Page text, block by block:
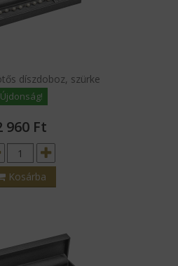
díszdoboz, szürke
Újdonság!
960 Ft
Kosárba